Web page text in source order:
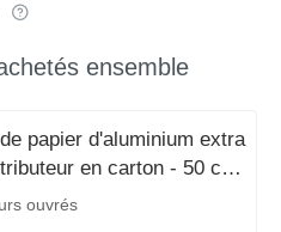
ensemble
papier d'aluminium extra
en carton - 50 cm -
ouvrés